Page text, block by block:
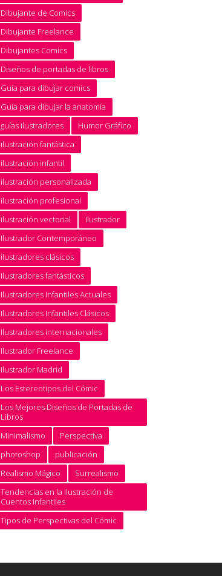
Dibujante de Comics
Dibujante Freelance
Dibujantes Comics
Diseños de portadas de libros
Guía para dibujar comics
Guía para dibujar la anatomía
guías ilustradores
Humor Gráfico
ilustración fantástica
ilustración infantil
ilustración personalizada
ilustración profesional
ilustración vectorial
Ilustrador
Ilustrador Contemporáneo
ilustradores clásicos
Ilustradores fantásticos
Ilustradores Infantiles Actuales
Ilustradores Infantiles Clásicos
Ilustradores internacionales
Ilustrador Freelance
Ilustrador Madrid
Los Estereotipos del Cómic
Los Mejores Diseños de Portadas de
Libros
Minimalismo
Perspectiva
photoshop
publicación
Realismo Mágico
Surrealismo
Tendencias en la Ilustración de
Cuentos Infantiles
Tipos de Perspectivas del Cómic